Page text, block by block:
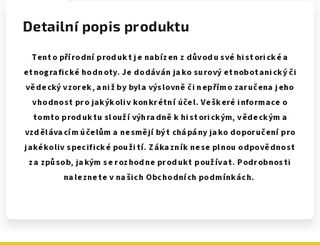
Detailní popis produktu
Tento přírodní produkt je nabízen z důvodu své historické a
etnografické hodnoty. Je dodáván jako surový etnobotanický či
vědecký vzorek, aniž by byla výslovně či nepřímo zaručena jeho
vhodnost pro jakýkoliv konkrétní účel. Veškeré informace o
tomto produktu slouží výhradně k historickým, vědeckým a
vzdělávacím účelům a nesmějí být chápány jako doporučení pro
jakékoliv specifické použití. Zákazník nese plnou odpovědnost
za způsob, jakým se rozhodne produkt používat. Podrobnosti
naleznete v našich Obchodních podmínkách.